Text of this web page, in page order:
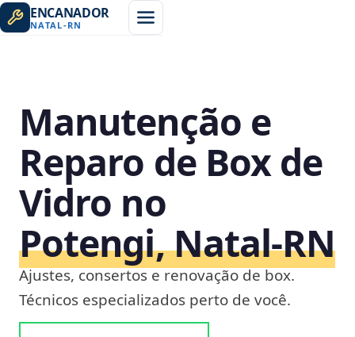
ENCANADOR
NATAL-RN
Manutenção e
Reparo de Box de
Vidro no
Potengi, Natal‑RN
Ajustes, consertos e renovação de box.
Técnicos especializados perto de você.